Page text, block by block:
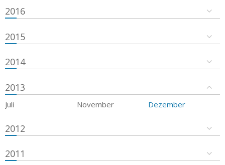
2016
2015
2014
2013
Juli November Dezember
2012
2011